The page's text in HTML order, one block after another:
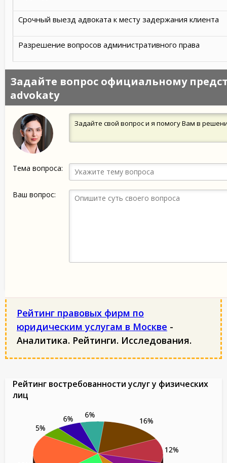
Срочный выезд адвоката к месту задержания клиента
Разрешение вопросов административного права
Задайте вопрос официальному
advokaty
Задайте свой вопрос и я помогу Вам в
Тема вопроса:
Ваш вопрос:
Рейтинг правовых фирм по
юридическим услугам в Москве -
Аналитика. Рейтинги. Исследования.
Рейтинг востребованности услуг у физических
лиц